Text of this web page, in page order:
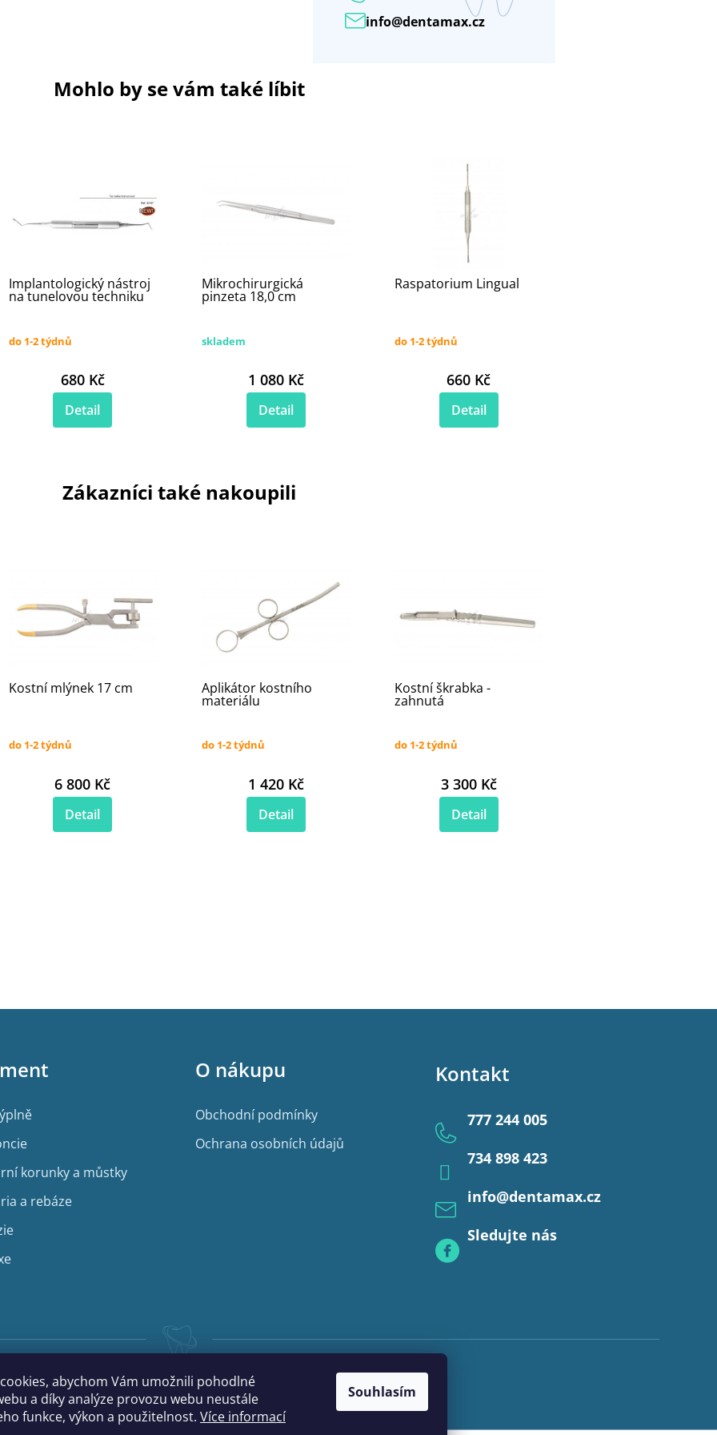
abychom Vám umožnili pohodlné
a díky analýze provozu webu neustále
funkce, výkon a použitelnost. Více informací
Souhlasím
info@dentamax.cz
Mohlo by se vám také líbit
Implantologický nástroj
na tunelovou techniku
do 1-2 týdnů
680 Kč
Detail
Mikrochirurgická
pinzeta 18,0 cm
skladem
1 080 Kč
Detail
Raspatorium Lingual
do 1-2 týdnů
660 Kč
Detail
Zákazníci také nakoupili
Kostní mlýnek 17 cm
do 1-2 týdnů
6 800 Kč
Detail
Aplikátor kostního
materiálu
do 1-2 týdnů
1 420 Kč
Detail
Kostní škrabka -
zahnutá
do 1-2 týdnů
3 300 Kč
Detail
korunky a můstky
a rebáze
O nákupu
Obchodní podmínky
Ochrana osobních údajů
Kontakt
info@dentamax.cz
777 244 005
734 898 423
Sledujte nás